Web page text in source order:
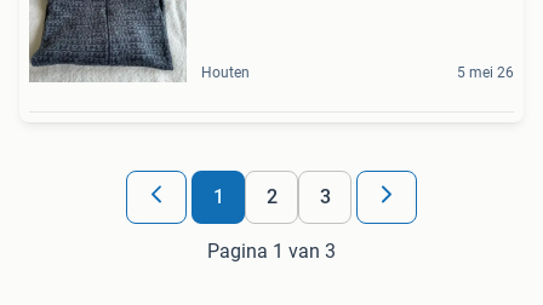
Houten 5 mei 26
1 2 3
Pagina 1 van 3